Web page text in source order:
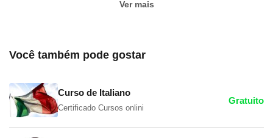
Ver mais
Você também pode gostar
Curso de Italiano
Certificado Cursos onlini
Gratuito